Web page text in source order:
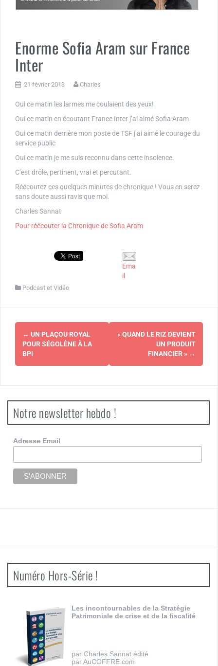
Enorme Sofia Aram sur France
Inter
21 février 2013 Charles
Oui ce matin les larmes me coulaient des yeux!
Oui ce matin en écoutant France Inter j’ai aimé Sofia Aram
Oui ce matin derrière mon poste de TSF j’ai aimé le courage du
service public
Oui ce matin je me suis reconnu dans cette insolence.
C’est drôle, pertinent, vrai et percutant.
Réécoutez ces quelques minutes de chronique ! Vous en serez
sans doute aussi ravis que moi.
Charles Sannat
Pour réécouter la Chronique de Sofia Aram
Ema
il
Podcast et Vidéo
Navigation
d'article
← UN PLAÇOU ROYAL
POUR SÉGOLÈNE À LA
BPI
« QUAND LE RIZ DEVIENT
UN PRODUIT
FINANCIER » →
Notre newsletter hebdo !
Adresse Email
Numéro Hors-Série !
Les incontournables de la Stratégie
Patrimoniale de crise et de la fiscalité
par Charles Sannat édité
par AuCOFFRE.com